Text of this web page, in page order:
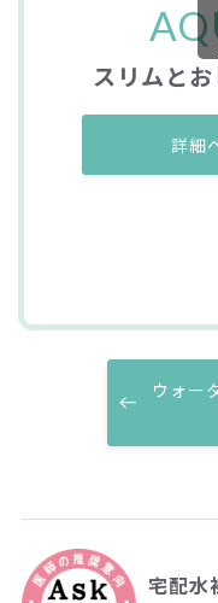
スリムと
詳細
ウォー
宅配水